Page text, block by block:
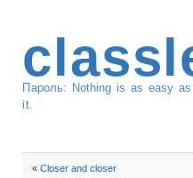
Пароль: Nothing is as easy
it.
«Closer and closer